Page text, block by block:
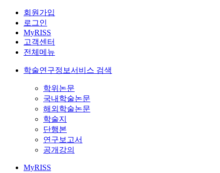
회원가입
로그인
MyRISS
고객센터
전체메뉴
학술연구정보서비스 검색
학위논문
국내학술논문
해외학술논문
학술지
단행본
연구보고서
공개강의
MyRISS